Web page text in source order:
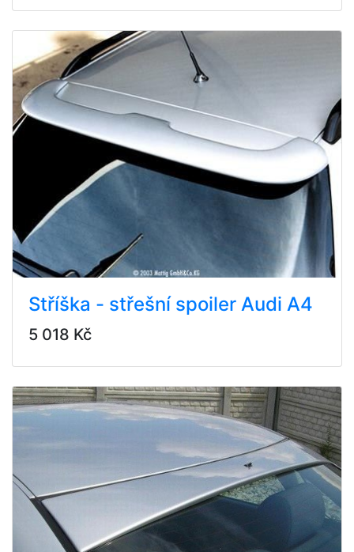
Stříška - střešní spoiler Audi A4
5 018 Kč